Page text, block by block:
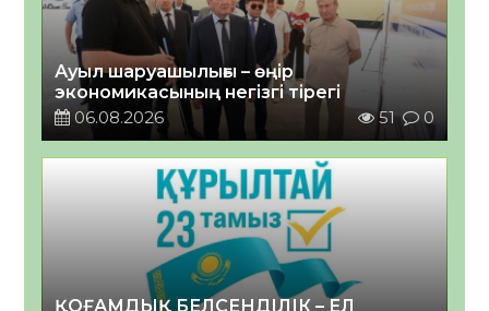
Ауыл шаруашылығы – өңір
экономикасының негізгі тірегі
06.08.2026
51 0
ҚОҒАМДЫҚ БЕЛСЕНДІЛІК – ЕЛ